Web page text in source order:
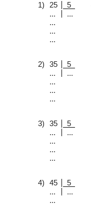
1)
25 5
...
...
...
...
...
2) 35 5
...
...
...
...
...
3) 35 5
...
...
...
...
...
4) 45 5
...
...
...